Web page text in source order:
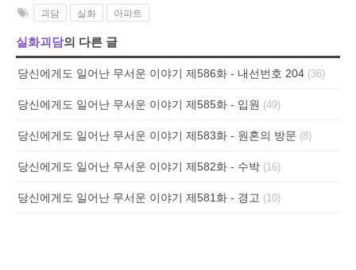
괴담 실화 아파트
실화괴담의 다른 글
당신에게도 일어난 무서운 이야기 제586화 - 내선번호 204 (36)
당신에게도 일어난 무서운 이야기 제585화 - 입원 (49)
당신에게도 일어난 무서운 이야기 제583화 - 원혼의 방문 (8)
당신에게도 일어난 무서운 이야기 제582화 - 수박 (16)
당신에게도 일어난 무서운 이야기 제581화 - 경고 (10)